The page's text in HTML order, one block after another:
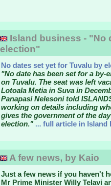
Island business - "No
election"
No dates set yet for Tuvalu by
"No date has been set for a by-
on Tuvalu. The seat was left
Lotoala Metia in Suva in
Panapasi Nelesoni told
working on details including
gives the government of the
election." ... full article in Island
A few news, by Kaio
Just a few news if you haven't
Mr Prime Minister Willy Telavi